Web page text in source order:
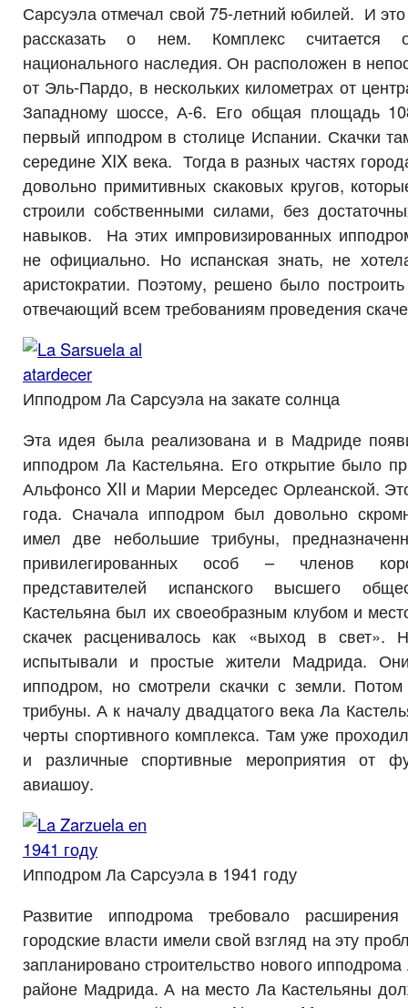
Сарсуэла отмечал свой 75-летний юбилей. И
рассказать о нем. Комплекс считается
национального наследия. Он расположен в
от Эль-Пардо, в нескольких километрах от
Западному шоссе, А-6. Его общая площадь
первый ипподром в столице Испании. Скачки
середине XIX века. Тогда в разных частях
довольно примитивных скаковых кругов,
строили собственными силами, без
навыков. На этих импровизированных
не официально. Но испанская знать, не
аристократии. Поэтому, решено было
отвечающий всем требованиям проведения
Ипподром Ла Сарсуэла на закате солнца
Эта идея была реализована и в Мадриде
ипподром Ла Кастельяна. Его открытие было
Альфонсо XII и Марии Мерседес Орлеанской.
года. Сначала ипподром был довольно
имел две небольшие трибуны,
привилегированных особ – членов
представителей испанского высшего
Кастельяна был их своеобразным клубом и
скачек расценивалось как «выход в свет».
испытывали и простые жители Мадрида.
ипподром, но смотрели скачки с земли.
трибуны. А к началу двадцатого века Ла
черты спортивного комплекса. Там уже
и различные спортивные мероприятия от
авиашоу.
Ипподром Ла Сарсуэла в 1941 году
Развитие ипподрома требовало
городские власти имели свой взгляд на эту
запланировано строительство нового
районе Мадрида. А на место Ла Кастельяны